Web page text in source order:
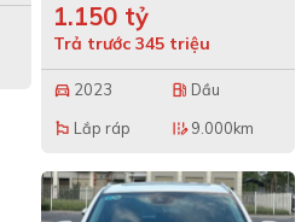
1.150 tỷ
Trả trước 345 triệu
directions_car 2023 local_gas_station Dầu
emoji_flags Lắp ráp edit_road 9.000km